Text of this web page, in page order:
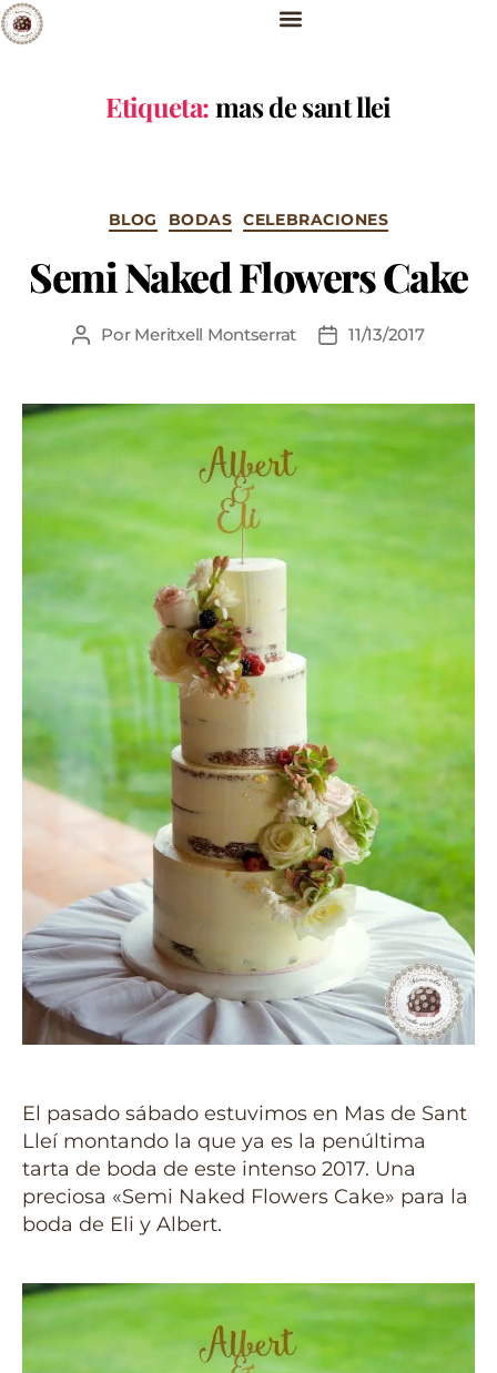
Etiqueta:mas de sant llei
BLOG BODAS CELEBRACIONES
Semi Naked Flowers Cake
Por Meritxell Montserrat 11/13/2017
El pasado sábado estuvimos en Mas de Sant
Lleí montando la que ya es la penúltima
tarta de boda de este intenso 2017. Una
preciosa «Semi Naked Flowers Cake» para la
boda de Eli y Albert.